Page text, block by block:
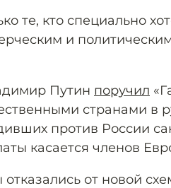
те, кто специально
и
Путин поручил
странами в
против России
касается членов
от новой